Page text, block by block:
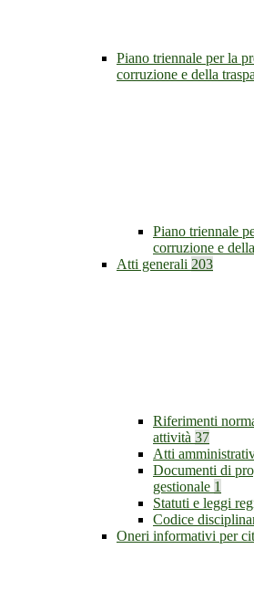
Piano triennale per la
corruzione e della
Piano triennale
corruzione e
Atti generali 203
Riferimenti
attività 37
Atti
Documenti di
gestionale 1
Statuti e leggi
Codice
Oneri informativi per